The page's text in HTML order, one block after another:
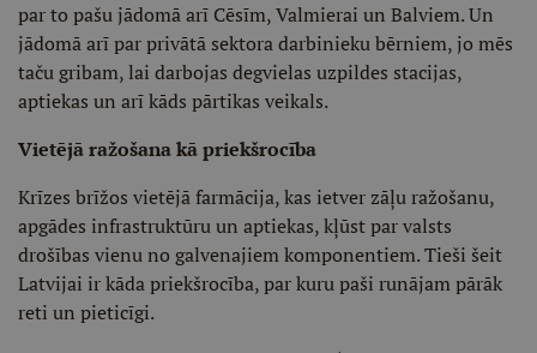
par to pašu jādomā arī Cēsīm, Valmierai un Balviem. Un
jādomā arī par privātā sektora darbinieku bērniem, jo mēs
taču gribam, lai darbojas degvielas uzpildes stacijas,
aptiekas un arī kāds pārtikas veikals.
Vietējā ražošana kā priekšrocība
Krīzes brīžos vietējā farmācija, kas ietver zāļu ražošanu,
apgādes infrastruktūru un aptiekas, kļūst par valsts
drošības vienu no galvenajiem komponentiem. Tieši šeit
Latvijai ir kāda priekšrocība, par kuru paši runājam pārāk
reti un pieticīgi.